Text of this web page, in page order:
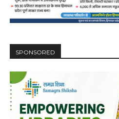
SPONSORED